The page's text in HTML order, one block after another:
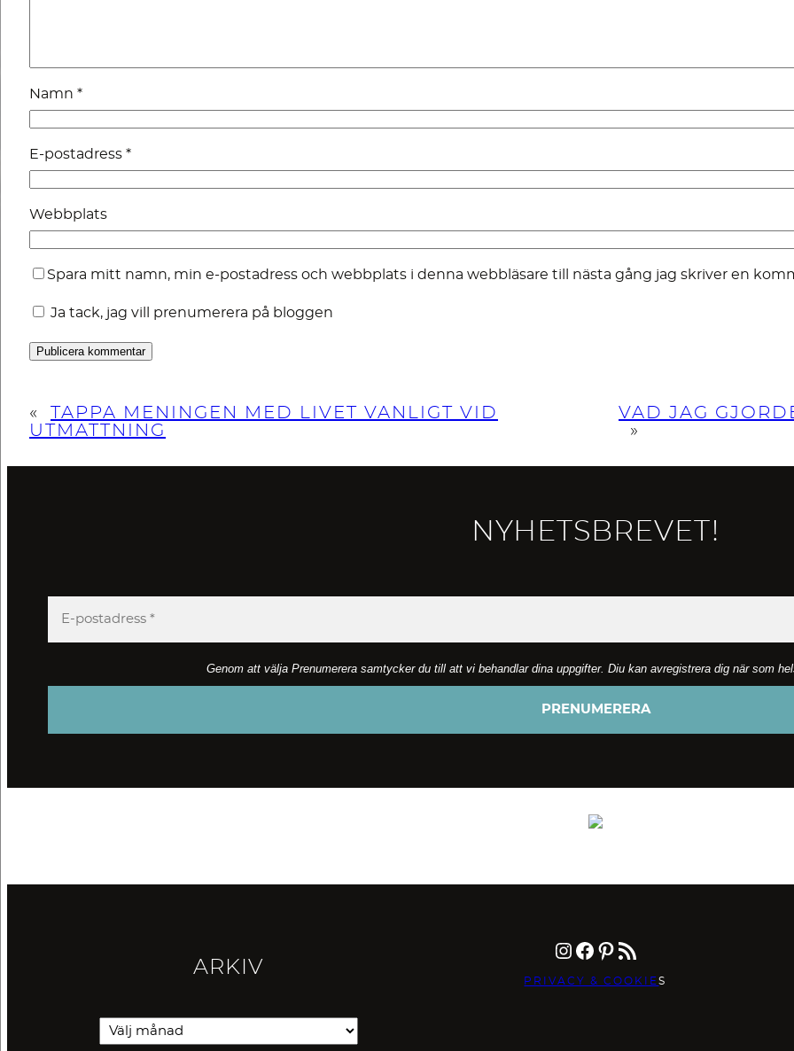
Namn *
E-postadress *
Webbplats
Spara mitt namn, min e-postadress och webbplats i denna webbläsare till nästa gång jag skriver en
Ja tack, jag vill prenumerera på bloggen
«
TAPPA MENINGEN MED LIVET VANLIGT VID
UTMATTNING
VAD JAG
»
NYHETSBREVET!
Genom att välja Prenumerera samtycker du till att vi behandlar dina uppgifter. Diu kan avregistrera dig när som
ARKIV
Instagram Facebook Pinterest RSS-flöde
PRIVACY & COOKIES